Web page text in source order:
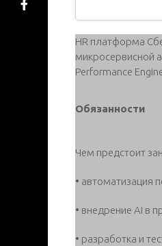
HR платформа
микросервисной
Performance
Обязанности
Чем предстоит
• автоматизация
• внедрение AI в
• разработка и